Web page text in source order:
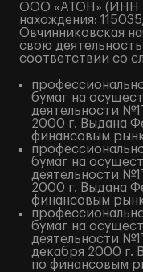
ООО «АТОН» (ИНН
нахождения:
Овчинниковская
свою
соответствии со
бумаг на
деятельности
2000 г. Выдана
финансовым
бумаг на
деятельности
2000 г. Выдана
финансовым
бумаг на
деятельности
декабря 2000 г.
по финансовым